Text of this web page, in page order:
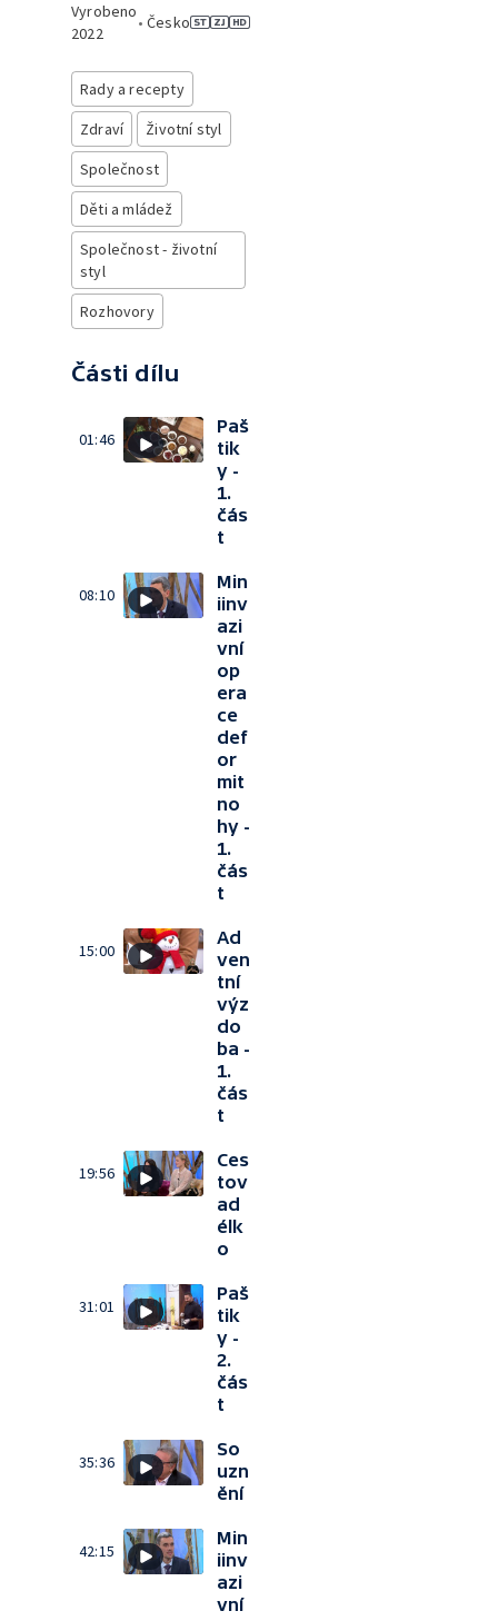
Vyrobeno
2022
• Česko
Rady a recepty
Zdraví
Životní styl
Společnost
Děti a mládež
Společnost - životní
styl
Rozhovory
Části dílu
01:46
Paš
tik
y -
1.
čás
t
08:10
Min
iinv
azi
vní
op
era
ce
def
or
mit
no
hy -
1.
čás
t
15:00
Ad
ven
tní
výz
do
ba -
1.
čás
t
19:56
Ces
tov
ad
élk
o
31:01
Paš
tik
y -
2.
čás
t
35:36
So
uzn
ění
42:15
Min
iinv
azi
vní